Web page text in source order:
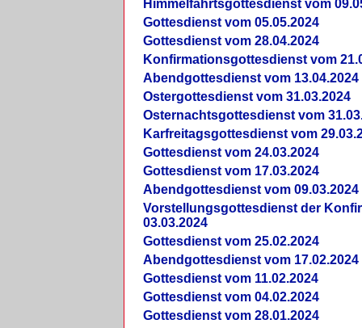
Himmelfahrtsgottesdienst vom
Gottesdienst vom 05.05.2024
Gottesdienst vom 28.04.2024
Konfirmationsgottesdienst vom
Abendgottesdienst vom 13.04.2024
Ostergottesdienst vom 31.03.2024
Osternachtsgottesdienst vom
Karfreitagsgottesdienst vom
Gottesdienst vom 24.03.2024
Gottesdienst vom 17.03.2024
Abendgottesdienst vom 09.03.2024
Vorstellungsgottesdienst der
03.03.2024
Gottesdienst vom 25.02.2024
Abendgottesdienst vom 17.02.2024
Gottesdienst vom 11.02.2024
Gottesdienst vom 04.02.2024
Gottesdienst vom 28.01.2024